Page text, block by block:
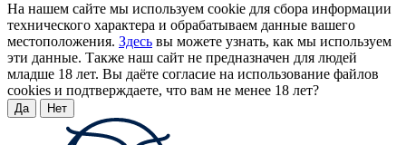
На нашем сайте мы используем cookie для сбора информации
технического характера и обрабатываем данные вашего
местоположения. Здесь вы можете узнать, как мы используем
эти данные. Также наш сайт не предназначен для людей
младше 18 лет. Вы даёте согласие на использование файлов
cookies и подтверждаете, что вам не менее 18 лет?
Да Нет